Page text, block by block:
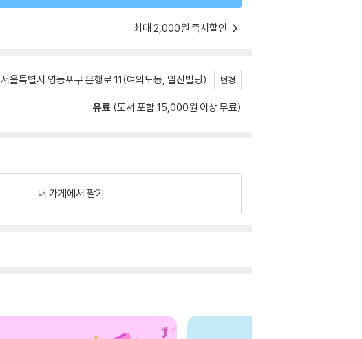
최대 2,000원 즉시할인
서울특별시 영등포구 은행로 11(여의도동, 일신빌딩) 변경
유료 (도서 포함 15,000원 이상 무료)
내 가게에서 팔기